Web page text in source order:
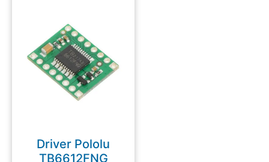
Driver Pololu
TB6612FNG